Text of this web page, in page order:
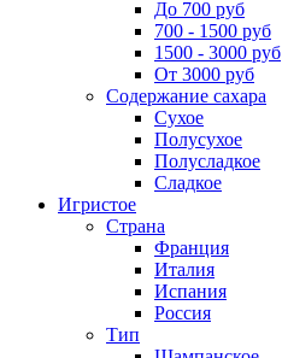
До 700 руб
700 - 1500 руб
1500 - 3000 руб
От 3000 руб
Содержание сахара
Сухое
Полусухое
Полусладкое
Сладкое
Игристое
Страна
Франция
Италия
Испания
Россия
Тип